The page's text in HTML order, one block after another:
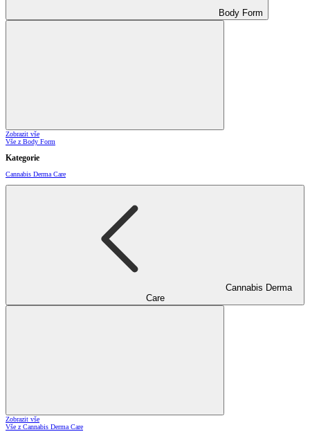
Body Form
Zobrazit vše
Vše z Body Form
Kategorie
Cannabis Derma Care
Cannabis Derma
Care
Zobrazit vše
Vše z Cannabis Derma Care